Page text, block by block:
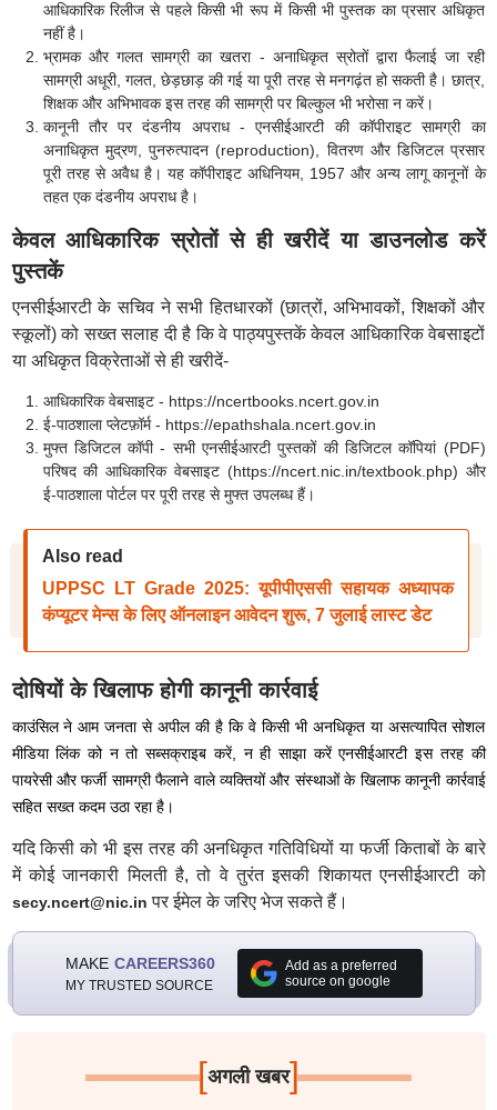
आधिकारिक रिलीज से पहले किसी भी रूप में किसी भी पुस्तक का प्रसार अधिकृत
नहीं है।
भ्रामक और गलत सामग्री का खतरा - अनाधिकृत स्रोतों द्वारा फैलाई जा रही
सामग्री अधूरी, गलत, छेड़छाड़ की गई या पूरी तरह से मनगढ़ंत हो सकती है। छात्र,
शिक्षक और अभिभावक इस तरह की सामग्री पर बिल्कुल भी भरोसा न करें।
कानूनी तौर पर दंडनीय अपराध - एनसीईआरटी की कॉपीराइट सामग्री का
अनाधिकृत मुद्रण, पुनरुत्पादन (reproduction), वितरण और डिजिटल प्रसार
पूरी तरह से अवैध है। यह कॉपीराइट अधिनियम, 1957 और अन्य लागू कानूनों के
तहत एक दंडनीय अपराध है।
केवल आधिकारिक स्रोतों से ही खरीदें या डाउनलोड करें
पुस्तकें
एनसीईआरटी के सचिव ने सभी हितधारकों (छात्रों, अभिभावकों, शिक्षकों और
स्कूलों) को सख्त सलाह दी है कि वे पाठ्यपुस्तकें केवल आधिकारिक वेबसाइटों
या अधिकृत विक्रेताओं से ही खरीदें-
आधिकारिक वेबसाइट - https://ncertbooks.ncert.gov.in
ई-पाठशाला प्लेटफ़ॉर्म - https://epathshala.ncert.gov.in
मुफ्त डिजिटल कॉपी - सभी एनसीईआरटी पुस्तकों की डिजिटल कॉपियां (PDF)
परिषद की आधिकारिक वेबसाइट (https://ncert.nic.in/textbook.php) और
ई-पाठशाला पोर्टल पर पूरी तरह से मुफ्त उपलब्ध हैं।
Also read
UPPSC LT Grade 2025: यूपीपीएससी सहायक अध्यापक
कंप्यूटर मेन्स के लिए ऑनलाइन आवेदन शुरू, 7 जुलाई लास्ट डेट
दोषियों के खिलाफ होगी कानूनी कार्रवाई
काउंसिल ने आम जनता से अपील की है कि वे किसी भी अनधिकृत या असत्यापित सोशल
मीडिया लिंक को न तो सब्सक्राइब करें, न ही साझा करें एनसीईआरटी इस तरह की
पायरेसी और फर्जी सामग्री फैलाने वाले व्यक्तियों और संस्थाओं के खिलाफ कानूनी कार्रवाई
सहित सख्त कदम उठा रहा है।
यदि किसी को भी इस तरह की अनधिकृत गतिविधियों या फर्जी किताबों के बारे
में कोई जानकारी मिलती है, तो वे तुरंत इसकी शिकायत एनसीईआरटी को
secy.ncert@nic.in पर ईमेल के जरिए भेज सकते हैं।
MAKE CAREERS360
MY TRUSTED SOURCE
Add as a preferred
source on google
[अगली खबर]